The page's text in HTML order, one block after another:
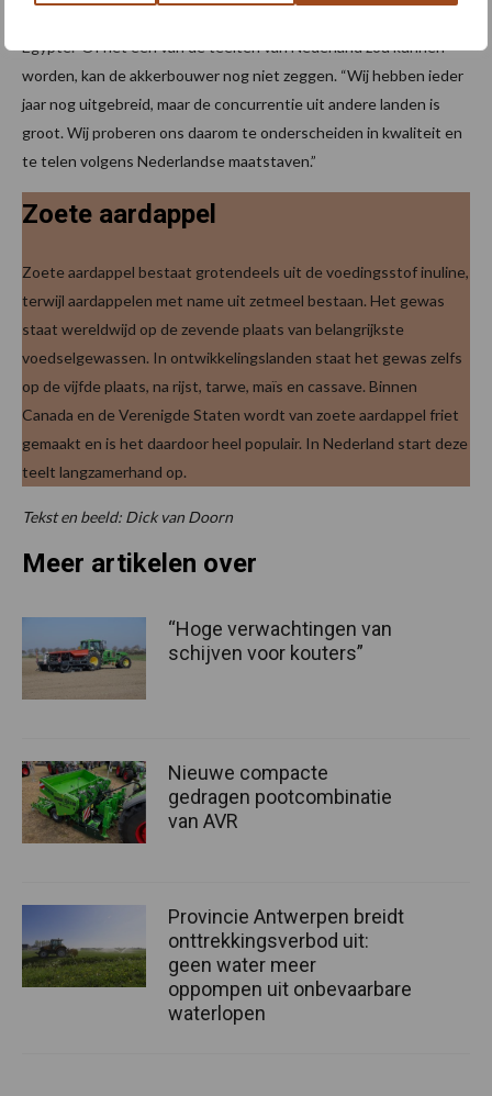
Egypte.” Of het één van dé teelten van Nederland zou kunnen
worden, kan de akkerbouwer nog niet zeggen. “Wij hebben ieder
jaar nog uitgebreid, maar de concurrentie uit andere landen is
groot. Wij proberen ons daarom te onderscheiden in kwaliteit en
te telen volgens Nederlandse maatstaven.”
Zoete aardappel
Zoete aardappel bestaat grotendeels uit de voedingsstof inuline,
terwijl aardappelen met name uit zetmeel bestaan. Het gewas
staat wereldwijd op de zevende plaats van belangrijkste
voedselgewassen. In ontwikkelingslanden staat het gewas zelfs
op de vijfde plaats, na rijst, tarwe, maïs en cassave. Binnen
Canada en de Verenigde Staten wordt van zoete aardappel friet
gemaakt en is het daardoor heel populair. In Nederland start deze
teelt langzamerhand op.
Tekst en beeld: Dick van Doorn
Meer artikelen over
“Hoge verwachtingen van
schijven voor kouters”
Nieuwe compacte
gedragen pootcombinatie
van AVR
Provincie Antwerpen breidt
onttrekkingsverbod uit:
geen water meer
oppompen uit onbevaarbare
waterlopen